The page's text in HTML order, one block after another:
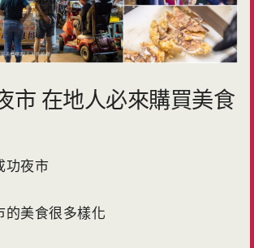
市 在地人必來購買美食
功夜市
的美食很多樣化